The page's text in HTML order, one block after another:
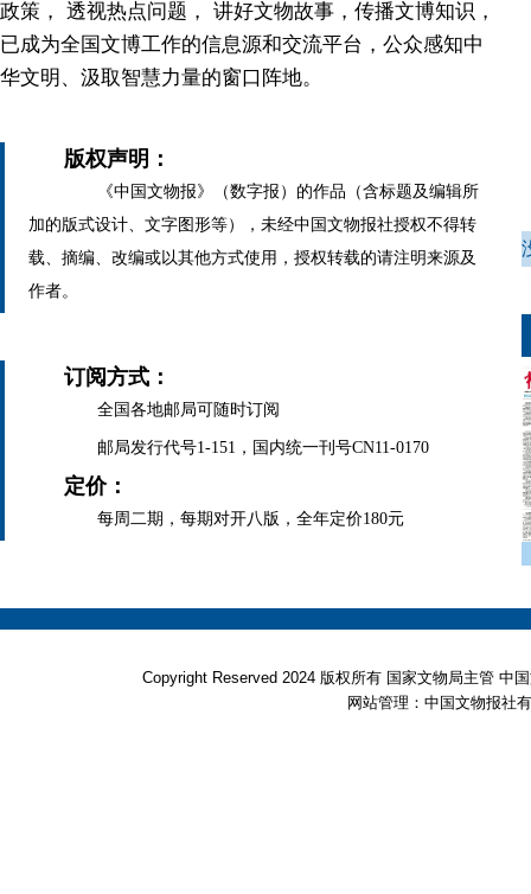
政策， 透视热点问题， 讲好文物故事，传播文博知识，
已成为全国文博工作的信息源和交流平台，公众感知中
华文明、汲取智慧力量的窗口阵地。
版权声明：
《中国文物报》（数字报）的作品（含标题及编辑所
加的版式设计、文字图形等），未经中国文物报社授权不得转
载、摘编、改编或以其他方式使用，授权转载的请注明来源及
作者。
订阅方式：
全国各地邮局可随时订阅
邮局发行代号1-151，国内统一刊号CN11-0170
定价：
每周二期，每期对开八版，全年定价180元
Copyright Reserved 2024 版权所有 国家文物局主管
网站管理：中国文物报社